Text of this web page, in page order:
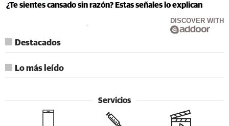
¿Te sientes cansado sin razón? Estas señales lo explican
DISCOVER WITH
Destacados
Lo más leído
Servicios